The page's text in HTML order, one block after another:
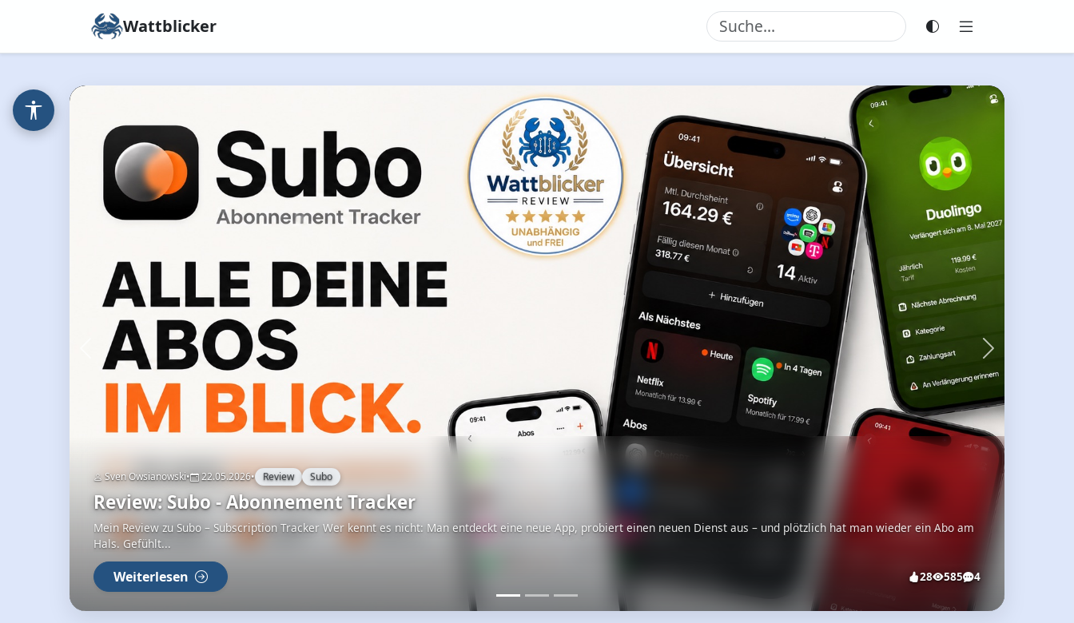
Wattblicker
Sven Owsianowski• 22.05.2026• Review Subo
Review: Subo - Abonnement Tracker
Mein Review zu Subo – Subscription Tracker Wer kennt es nicht: Man entdeckt eine neue App, probiert einen neuen Dienst aus – und plötzlich hat man wieder ein Abo am
Hals. Gefühlt...
Weiterlesen 28 585 4
Zurück Weiter